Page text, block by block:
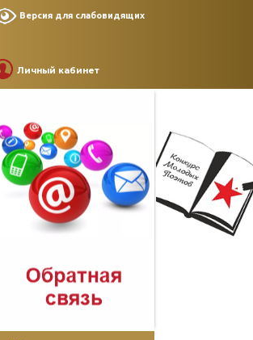
Версия для слабовидящих
Личный кабинет